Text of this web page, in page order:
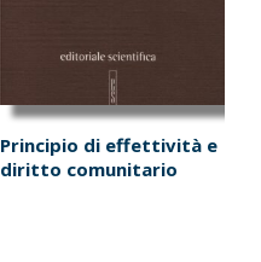
Principio di effettività e
diritto comunitario